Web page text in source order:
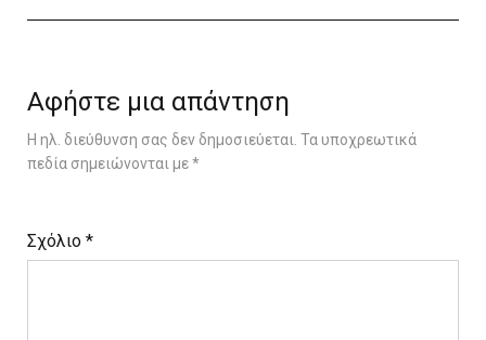
Αφήστε μια απάντηση
Η ηλ. διεύθυνση σας δεν δημοσιεύεται. Τα υποχρεωτικά
πεδία σημειώνονται με*
Σχόλιο *